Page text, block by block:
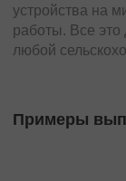
устройства на
работы. Все это
любой
Примеры